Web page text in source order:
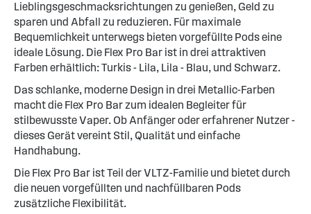
Lieblingsgeschmacksrichtungen zu genießen, Geld zu
sparen und Abfall zu reduzieren. Für maximale
Bequemlichkeit unterwegs bieten vorgefüllte Pods eine
ideale Lösung. Die Flex Pro Bar ist in drei attraktiven
Farben erhältlich: Turkis - Lila, Lila - Blau, und Schwarz.
Das schlanke, moderne Design in drei Metallic-Farben
macht die Flex Pro Bar zum idealen Begleiter für
stilbewusste Vaper. Ob Anfänger oder erfahrener Nutzer -
dieses Gerät vereint Stil, Qualität und einfache
Handhabung.
Die Flex Pro Bar ist Teil der VLTZ-Familie und bietet durch
die neuen vorgefüllten und nachfüllbaren Pods
zusätzliche Flexibilität.